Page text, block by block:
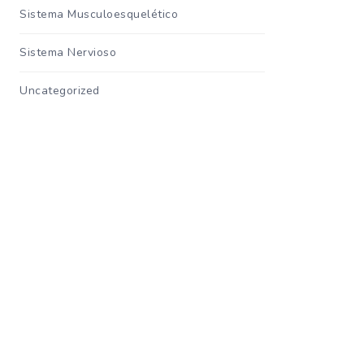
Sistema Musculoesquelético
Sistema Nervioso
Uncategorized